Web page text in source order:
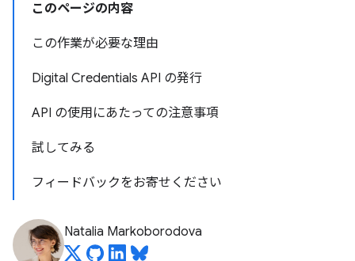
このページの内容
この作業が必要な理由
Digital Credentials API の発行
API の使用にあたっての注意事項
試してみる
フィードバックをお寄せください
Natalia Markoborodova